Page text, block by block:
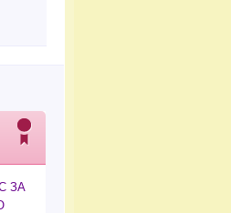
ЗА